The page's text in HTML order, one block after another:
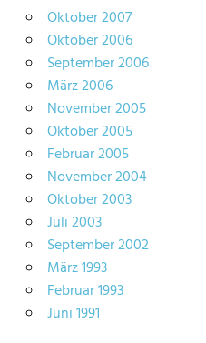
Oktober 2007
Oktober 2006
September 2006
März 2006
November 2005
Oktober 2005
Februar 2005
November 2004
Oktober 2003
Juli 2003
September 2002
März 1993
Februar 1993
Juni 1991